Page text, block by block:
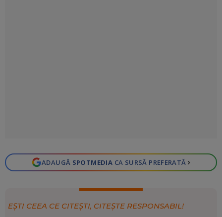
ADAUGĂ SPOTMEDIA CA SURSĂ PREFERATĂ ›
EȘTI CEEA CE CITEȘTI, CITEȘTE RESPONSABIL!